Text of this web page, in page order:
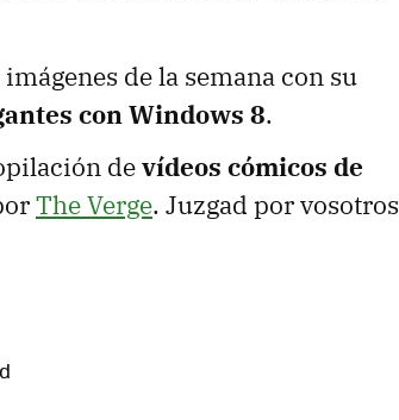
de la semana con su
con Windows 8.
devídeos cómicos de
The Verge. Juzgad por vosotros